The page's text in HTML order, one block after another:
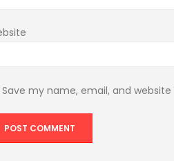
Save my name, email, and